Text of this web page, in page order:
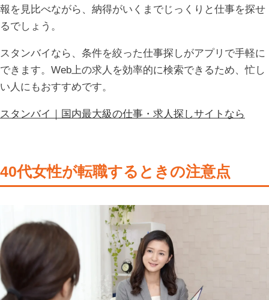
報を見比べながら、納得がいくまでじっくりと仕事を探せ
るでしょう。
スタンバイなら、条件を絞った仕事探しがアプリで手軽に
できます。Web上の求人を効率的に検索できるため、忙し
い人にもおすすめです。
スタンバイ｜国内最大級の仕事・求人探しサイトなら
40代女性が転職するときの注意点